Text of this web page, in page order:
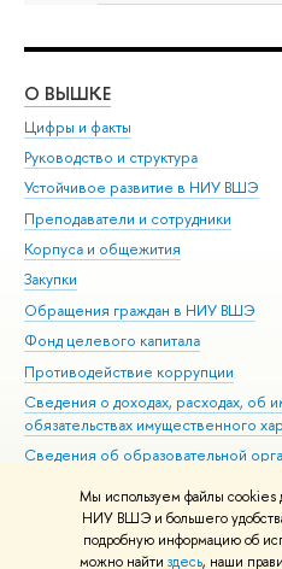
Мы используем файлы cookies
НИУ ВШЭ и большего
подробную информацию об
можно найти здесь, наши
О ВЫШКЕ
Цифры и факты
Руководство и структура
Устойчивое развитие в НИУ ВШЭ
Преподаватели и сотрудники
Корпуса и общежития
Закупки
Обращения граждан в НИУ ВШЭ
Фонд целевого капитала
Противодействие коррупции
Сведения о доходах, расходах, об
обязательствах имущественного
Сведения об образовательной
Людям с ограниченными
Единая платежная страница
Работа в Вышке